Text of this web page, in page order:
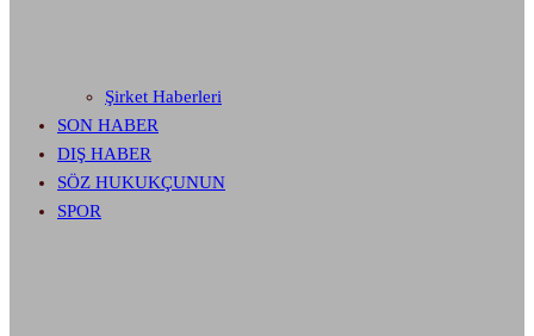
Şirket Haberleri
SON HABER
DIŞ HABER
SÖZ HUKUKÇUNUN
SPOR